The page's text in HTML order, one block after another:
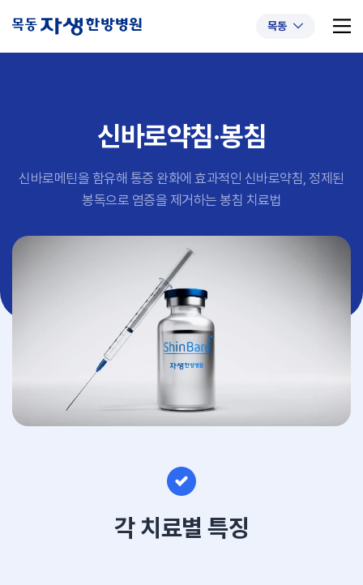
목동
#초음파약침 #척추압박골절
#교통사고후유증 #허리디스크 #목디스크
#추나요법
신바로약침·봉침
신바로메틴을 함유해 통증 완화에 효과적인 신바로약침, 정제된
봉독으로 염증을 제거하는 봉침 치료법
각 치료별 특징